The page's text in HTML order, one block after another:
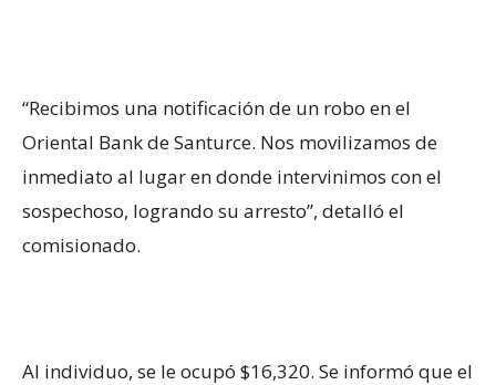
“Recibimos una notificación de un robo en el
Oriental Bank de Santurce. Nos movilizamos de
inmediato al lugar en donde intervinimos con el
sospechoso, logrando su arresto”, detalló el
comisionado.
Al individuo, se le ocupó $16,320. Se informó que el